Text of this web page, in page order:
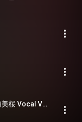
狂気（中川美優、松下玲緒菜、深瀬美桜 Vocal Ver.） - Kyouki (Miyuu Nakagawa, Reona Matsushita & Mio Fukase Vocal Ver.)